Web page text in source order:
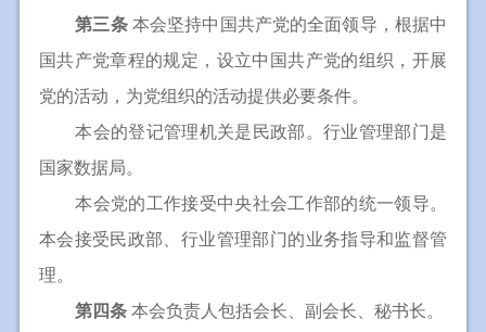
第三条本会坚持中国共产党的全面领导，根据中
国共产党章程的规定，设立中国共产党的组织，开展
党的活动，为党组织的活动提供必要条件。
本会的登记管理机关是民政部。行业管理部门是
国家数据局。
本会党的工作接受中央社会工作部的统一领导。
本会接受民政部、行业管理部门的业务指导和监督管
理。
第四条 本会负责人包括会长、副会长、秘书长。